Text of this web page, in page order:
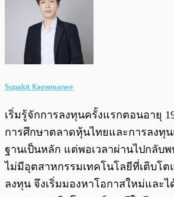
Supakit Kaewmanee
เริ่มรู้จักการลงทุนครั้งแรกตอนอายุ
การศึกษาตลาดหุ้นไทยและการลงทุ
ฐานเป็นหลัก แต่พอเวลาผ่านไปกลับพ
ไม่มีอุตสาหกรรมเทคโนโลยีที่เติบโต
ลงทุน จึงเริ่มมองหาโอกาสใหม่และไ